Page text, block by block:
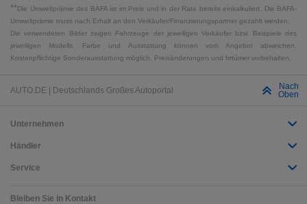
**Die Umweltprämie des BAFA ist im Preis und in der Rate bereits einkalkuliert. Die BAFA-
Umweltprämie muss nach Erhalt an den Verkäufer/Finanzierungspartner gezahlt werden.
Die verwendeten Bilder zeigen Fahrzeuge der jeweiligen Verkäufer bzw. Beispiele des
jeweiligen Modells. Farbe und Ausstattung können vom Angebot abweichen.
Kostenpflichtige Sonderausstattung möglich. Preisänderungen und Irrtümer vorbehalten.
AUTO.DE | Deutschlands Großes Autoportal
Nach
Oben
Unternehmen
Händler
Service
Bleiben Sie in Kontakt